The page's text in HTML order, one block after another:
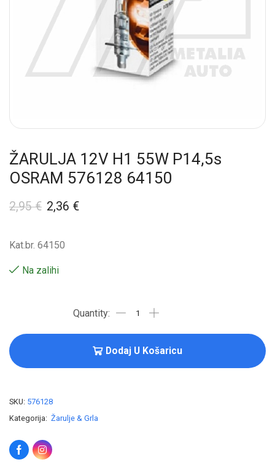
ŽARULJA 12V H1 55W P14,5s
OSRAM 576128 64150
2,95€ 2,36 €
Kat.br. 64150
Na zalihi
Dodaj U Košaricu
SKU: 576128
Kategorija: Žarulje & Grla